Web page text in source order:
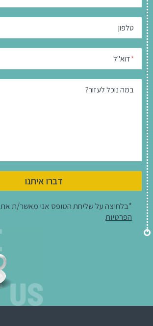
טלפון
*דוא"ל
במה נוכל לעזור?
דברו איתנו
*בלחיצה על שליחת הטופס אני מאשר/ת את
הפרטיות